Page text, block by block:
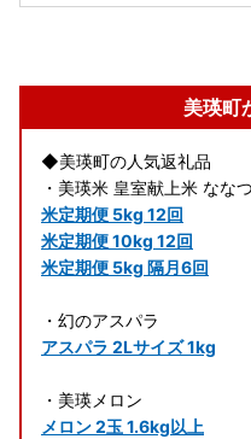
美瑛町
◆美瑛町の人気返礼品
・美瑛米 皇室献上米 なな
米定期便 5kg 12回
米定期便 10kg 12回
米定期便 5kg 隔月6回
・幻のアスパラ
アスパラ 2Lサイズ 1kg
・美瑛メロン
メロン 2玉 1.6kg以上